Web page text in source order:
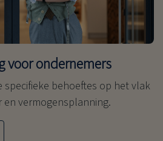
voor ondernemers
specifieke behoeftes op het vlak
vermogensplanning.